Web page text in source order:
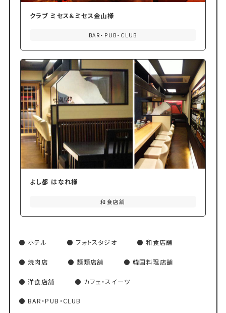
クラブ ミセス＆ミセス金山様
BAR・PUB・CLUB
よし都 はなれ様
和食店舗
ホテル フォトスタジオ 和食店舗
焼肉店 麺類店舗 韓国料理店舗
洋食店舗 カフェ・スイーツ
BAR・PUB・CLUB